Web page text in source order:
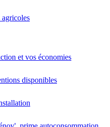
et vos économies
disponibles